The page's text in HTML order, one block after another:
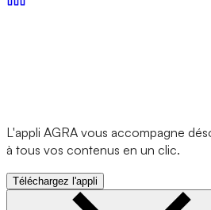
L'appli AGRA vous accompagne
à tous vos contenus en un clic.
Téléchargez l'appli